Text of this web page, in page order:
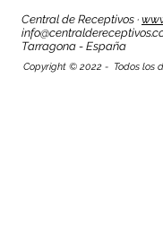
Central de Receptivos ·
Tarragona - España
Copyright © 2022 - Todos los